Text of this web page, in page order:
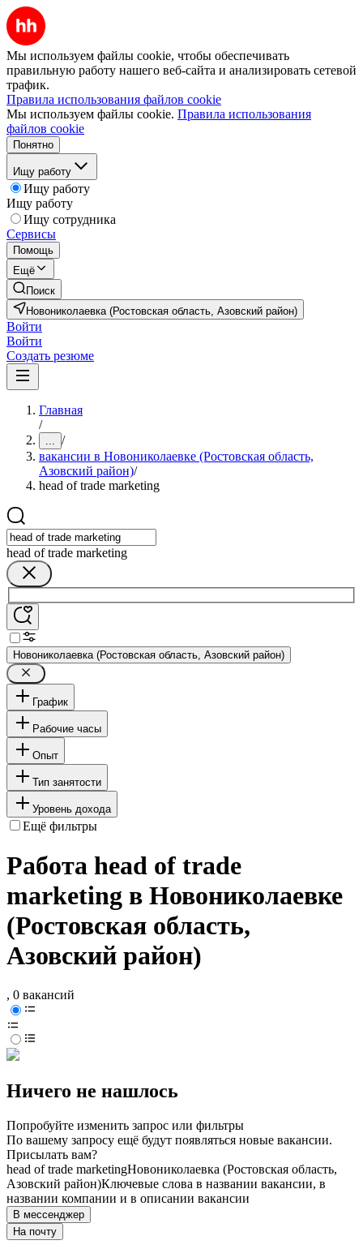
Мы используем файлы cookie, чтобы обеспечивать
правильную работу нашего веб-сайта и анализировать сетевой
трафик.
Правила использования файлов cookie
Мы используем файлы cookie. Правила использования
файлов cookie
Понятно
Ищу работу
Ищу работу
Ищу работу
Ищу сотрудника
Сервисы
Помощь
Ещё
Поиск
Новониколаевка (Ростовская область, Азовский район)
Войти
Войти
Создать резюме
Главная
/
... /
вакансии в Новониколаевке (Ростовская область,
Азовский район)/
head of trade marketing
head of trade marketing
Новониколаевка (Ростовская область, Азовский район)
График
Рабочие часы
Опыт
Тип занятости
Уровень дохода
Ещё фильтры
Работа head of trade
marketing в Новониколаевке
(Ростовская область,
Азовский район)
, 0 вакансий
Ничего не нашлось
Попробуйте изменить запрос или фильтры
По вашему запросу ещё будут появляться новые вакансии.
Присылать вам?
head of trade marketingНовониколаевка (Ростовская область,
Азовский район)Ключевые слова в названии вакансии, в
названии компании и в описании вакансии
В мессенджер
На почту